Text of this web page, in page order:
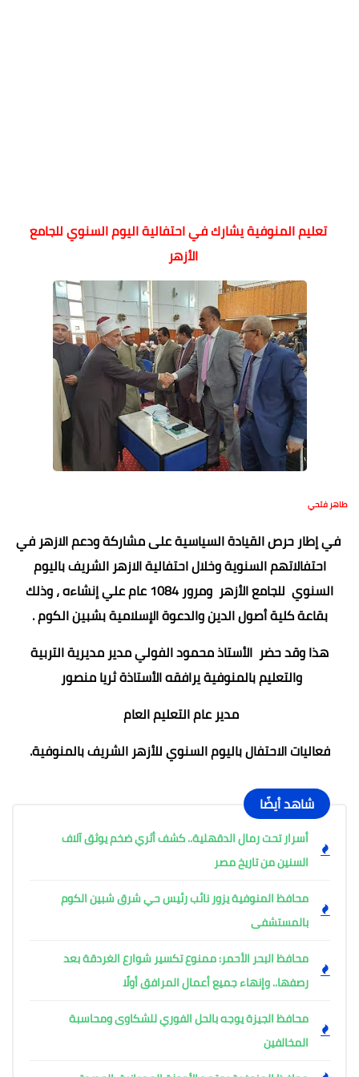
تعليم المنوفية يشارك في احتفالية اليوم السنوي للجامع
الأزهر
طاهر فتحي
في إطار حرص القيادة السياسية على مشاركة ودعم الازهر في
احتفالاتهم السنوية وخلال احتفالية الازهر الشريف باليوم
السنوي للجامع الأزهر ومرور 1084 عام علي إنشاءه ، وذلك
بقاعة كلية أصول الدين والدعوة الإسلامية بشبين الكوم .
هذا وقد حضر الأستاذ محمود الفولي مدير مديرية التربية
والتعليم بالمنوفية يرافقه الأستاذة ثريا منصور
مدير عام التعليم العام
فعاليات الاحتفال باليوم السنوي للأزهر الشريف بالمنوفية.
شاهد أيضًا
أسرار تحت رمال الدقهلية.. كشف أثري ضخم يوثق آلاف
السنين من تاريخ مصر
محافظ المنوفية يزور نائب رئيس حي شرق شبين الكوم
بالمستشفى
محافظ البحر الأحمر: ممنوع تكسير شوارع الغردقة بعد
رصفها.. وإنهاء جميع أعمال المرافق أولًا
محافظ الجيزة يوجه بالحل الفوري للشكاوى ومحاسبة
المخالفين